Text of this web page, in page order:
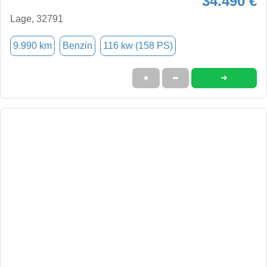
Lage, 32791
9.990 km Benzin 116 kw (158 PS)
★ ➦ ➜